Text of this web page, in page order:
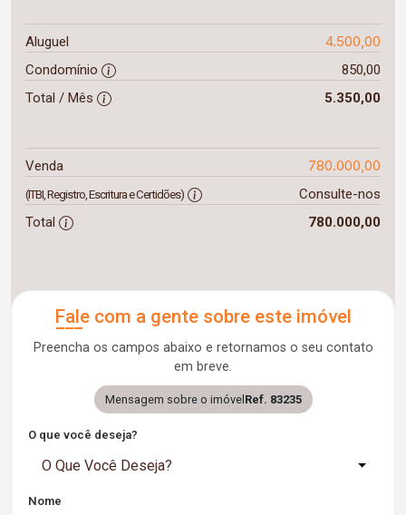
Aluguel 4.500,00
Condomínio
850,00
Total / Mês
5.350,00
Venda 780.000,00
(ITBI, Registro, Escritura e Certidões)
Consulte-nos
Total
780.000,00
Fale com a gente sobre este imóvel
Preencha os campos abaixo e retornamos o seu contato
em breve.
Mensagem sobre o imóvel Ref. 83235
O que você deseja?
O Que Você Deseja?
Nome